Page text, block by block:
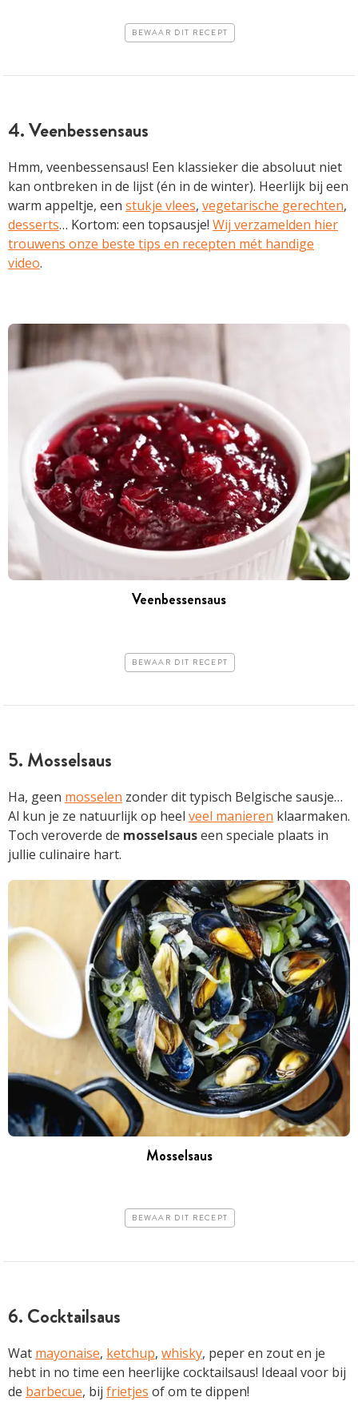
BEWAAR DIT RECEPT
4. Veenbessensaus
Hmm, veenbessensaus! Een klassieker die absoluut niet
kan ontbreken in de lijst (én in de winter). Heerlijk bij een
warm appeltje, een stukje vlees, vegetarische gerechten,
desserts… Kortom: een topsausje! Wij verzamelden hier
trouwens onze beste tips en recepten mét handige
video.
Veenbessensaus
BEWAAR DIT RECEPT
5. Mosselsaus
Ha, geen mosselen zonder dit typisch Belgische sausje…
Al kun je ze natuurlijk op heel veel manieren klaarmaken.
Toch veroverde de mosselsauseen speciale plaats in
jullie culinaire hart.
Mosselsaus
BEWAAR DIT RECEPT
6. Cocktailsaus
Wat mayonaise, ketchup, whisky, peper en zout en je
hebt in no time een heerlijke cocktailsaus! Ideaal voor bij
de barbecue, bij frietjes of om te dippen!